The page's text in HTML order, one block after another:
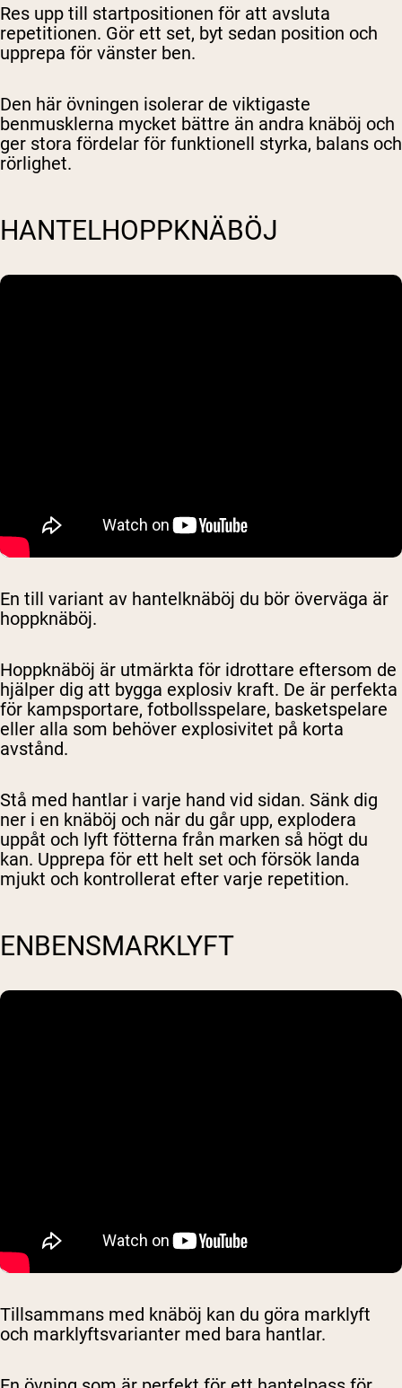
Res upp till startpositionen för att avsluta
repetitionen. Gör ett set, byt sedan position och
upprepa för vänster ben.
Den här övningen isolerar de viktigaste
benmusklerna mycket bättre än andra knäböj och
ger stora fördelar för funktionell styrka, balans och
rörlighet.
HANTELHOPPKNÄBÖJ
En till variant av hantelknäböj du bör överväga är
hoppknäböj.
Hoppknäböj är utmärkta för idrottare eftersom de
hjälper dig att bygga explosiv kraft. De är perfekta
för kampsportare, fotbollsspelare, basketspelare
eller alla som behöver explosivitet på korta
avstånd.
Stå med hantlar i varje hand vid sidan. Sänk dig
ner i en knäböj och när du går upp, explodera
uppåt och lyft fötterna från marken så högt du
kan. Upprepa för ett helt set och försök landa
mjukt och kontrollerat efter varje repetition.
ENBENSMARKLYFT
Tillsammans med knäböj kan du göra marklyft
och marklyftsvarianter med bara hantlar.